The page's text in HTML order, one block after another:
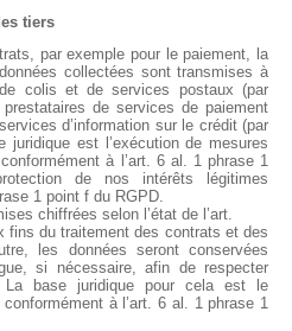
tiers
par exemple pour le paiement, la
collectées sont transmises à
colis et de services postaux (par
de services de paiement
d’information sur le crédit (par
juridique est l’exécution de mesures
à l’art. 6 al. 1 phrase 1
de nos intérêts légitimes
1 point f du RGPD.
chiffrées selon l’état de l’art.
fins du traitement des contrats et des
les données seront conservées
si nécessaire, afin de respecter
La base juridique pour cela est le
à l’art. 6 al. 1 phrase 1